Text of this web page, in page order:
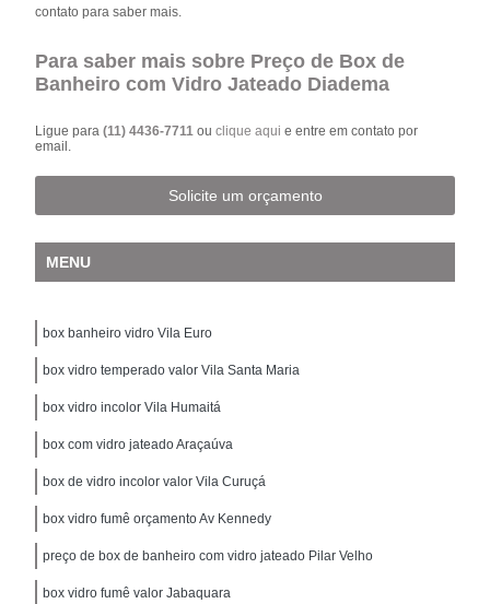
contato para saber mais.
Para saber mais sobre Preço de Box de
Banheiro com Vidro Jateado Diadema
Ligue para(11) 4436-7711ouclique aqui e entre em contato por
email.
Solicite um orçamento
MENU
box banheiro vidro Vila Euro
box vidro temperado valor Vila Santa Maria
box vidro incolor Vila Humaitá
box com vidro jateado Araçaúva
box de vidro incolor valor Vila Curuçá
box vidro fumê orçamento Av Kennedy
preço de box de banheiro com vidro jateado Pilar Velho
box vidro fumê valor Jabaquara